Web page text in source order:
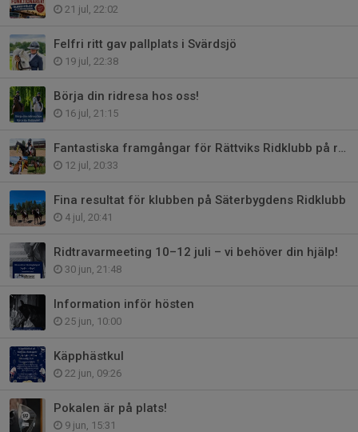
21 jul, 22:02
Felfri ritt gav pallplats i Svärdsjö
19 jul, 22:38
Börja din ridresa hos oss!
16 jul, 21:15
Fantastiska framgångar för Rättviks Ridklubb på ridtravarmeeting!
12 jul, 20:33
Fina resultat för klubben på Säterbygdens Ridklubb
4 jul, 20:41
Ridtravarmeeting 10–12 juli – vi behöver din hjälp!
30 jun, 21:48
Information inför hösten
25 jun, 10:00
Käpphästkul
22 jun, 09:26
Pokalen är på plats!
9 jun, 15:31